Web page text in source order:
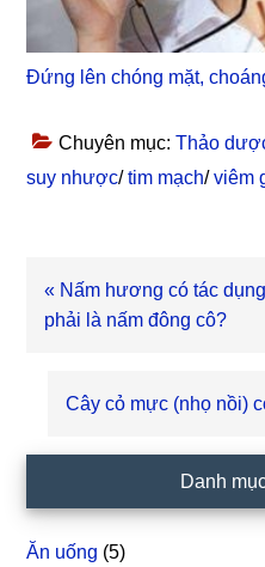
Đứng lên chóng mặt,
Chuyên mục:Thảo
suy nhược/tim mạch/viêm
Bài
viết
« Nấm hương có tác
phải là nấm đông cô?
Bài
Cây cỏ mực (nhọ nồi)
chính
Danh
Ăn uống (5)